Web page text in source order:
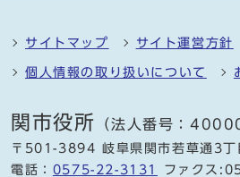
サイトマップ サイト運営方針
個人情報の取り扱いについて
関市役所 （法人番号：
〒501-3894 岐阜県関市若草通3丁
電話： 0575-22-3131
ファクス